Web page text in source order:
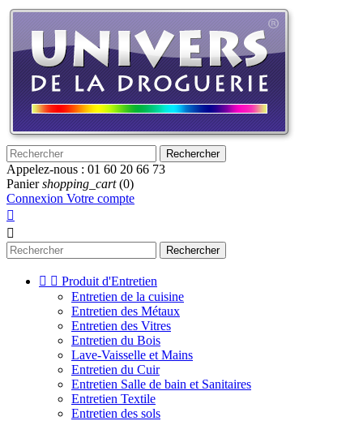
Rechercher
Appelez-nous : 01 60 20 66 73
Panier shopping_cart (0)
Connexion Votre compte


Rechercher
  Produit d'Entretien
Entretien de la cuisine
Entretien des Métaux
Entretien des Vitres
Entretien du Bois
Lave-Vaisselle et Mains
Entretien du Cuir
Entretien Salle de bain et Sanitaires
Entretien Textile
Entretien des sols